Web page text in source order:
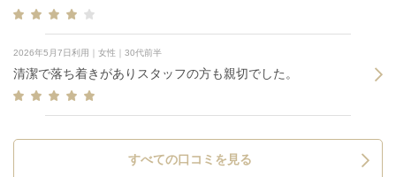
りするくらいで痛みは全くなかったです。
2026年5月7日利用｜女性｜30代前半
清潔で落ち着きがありスタッフの方も親切でした。
すべての口コミを見る